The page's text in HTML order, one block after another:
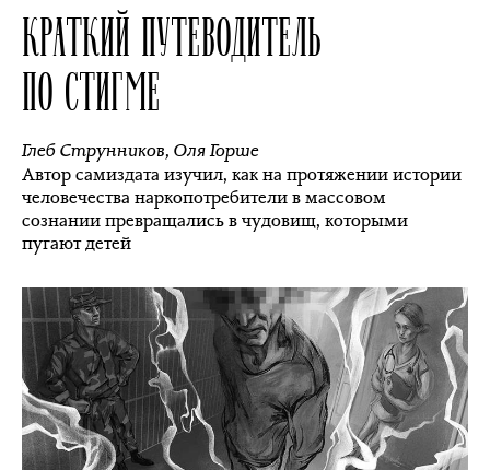
КРАТКИЙ ПУТЕВОДИТЕЛЬ
ПО СТИГМЕ
Глеб Струнников, Оля Горше
Автор самиздата изучил, как на протяжении истории
человечества наркопотребители в массовом
сознании превращались в чудовищ, которыми
пугают детей